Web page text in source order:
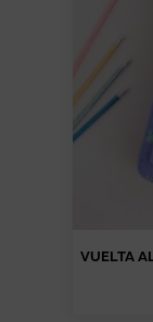
VUELTA